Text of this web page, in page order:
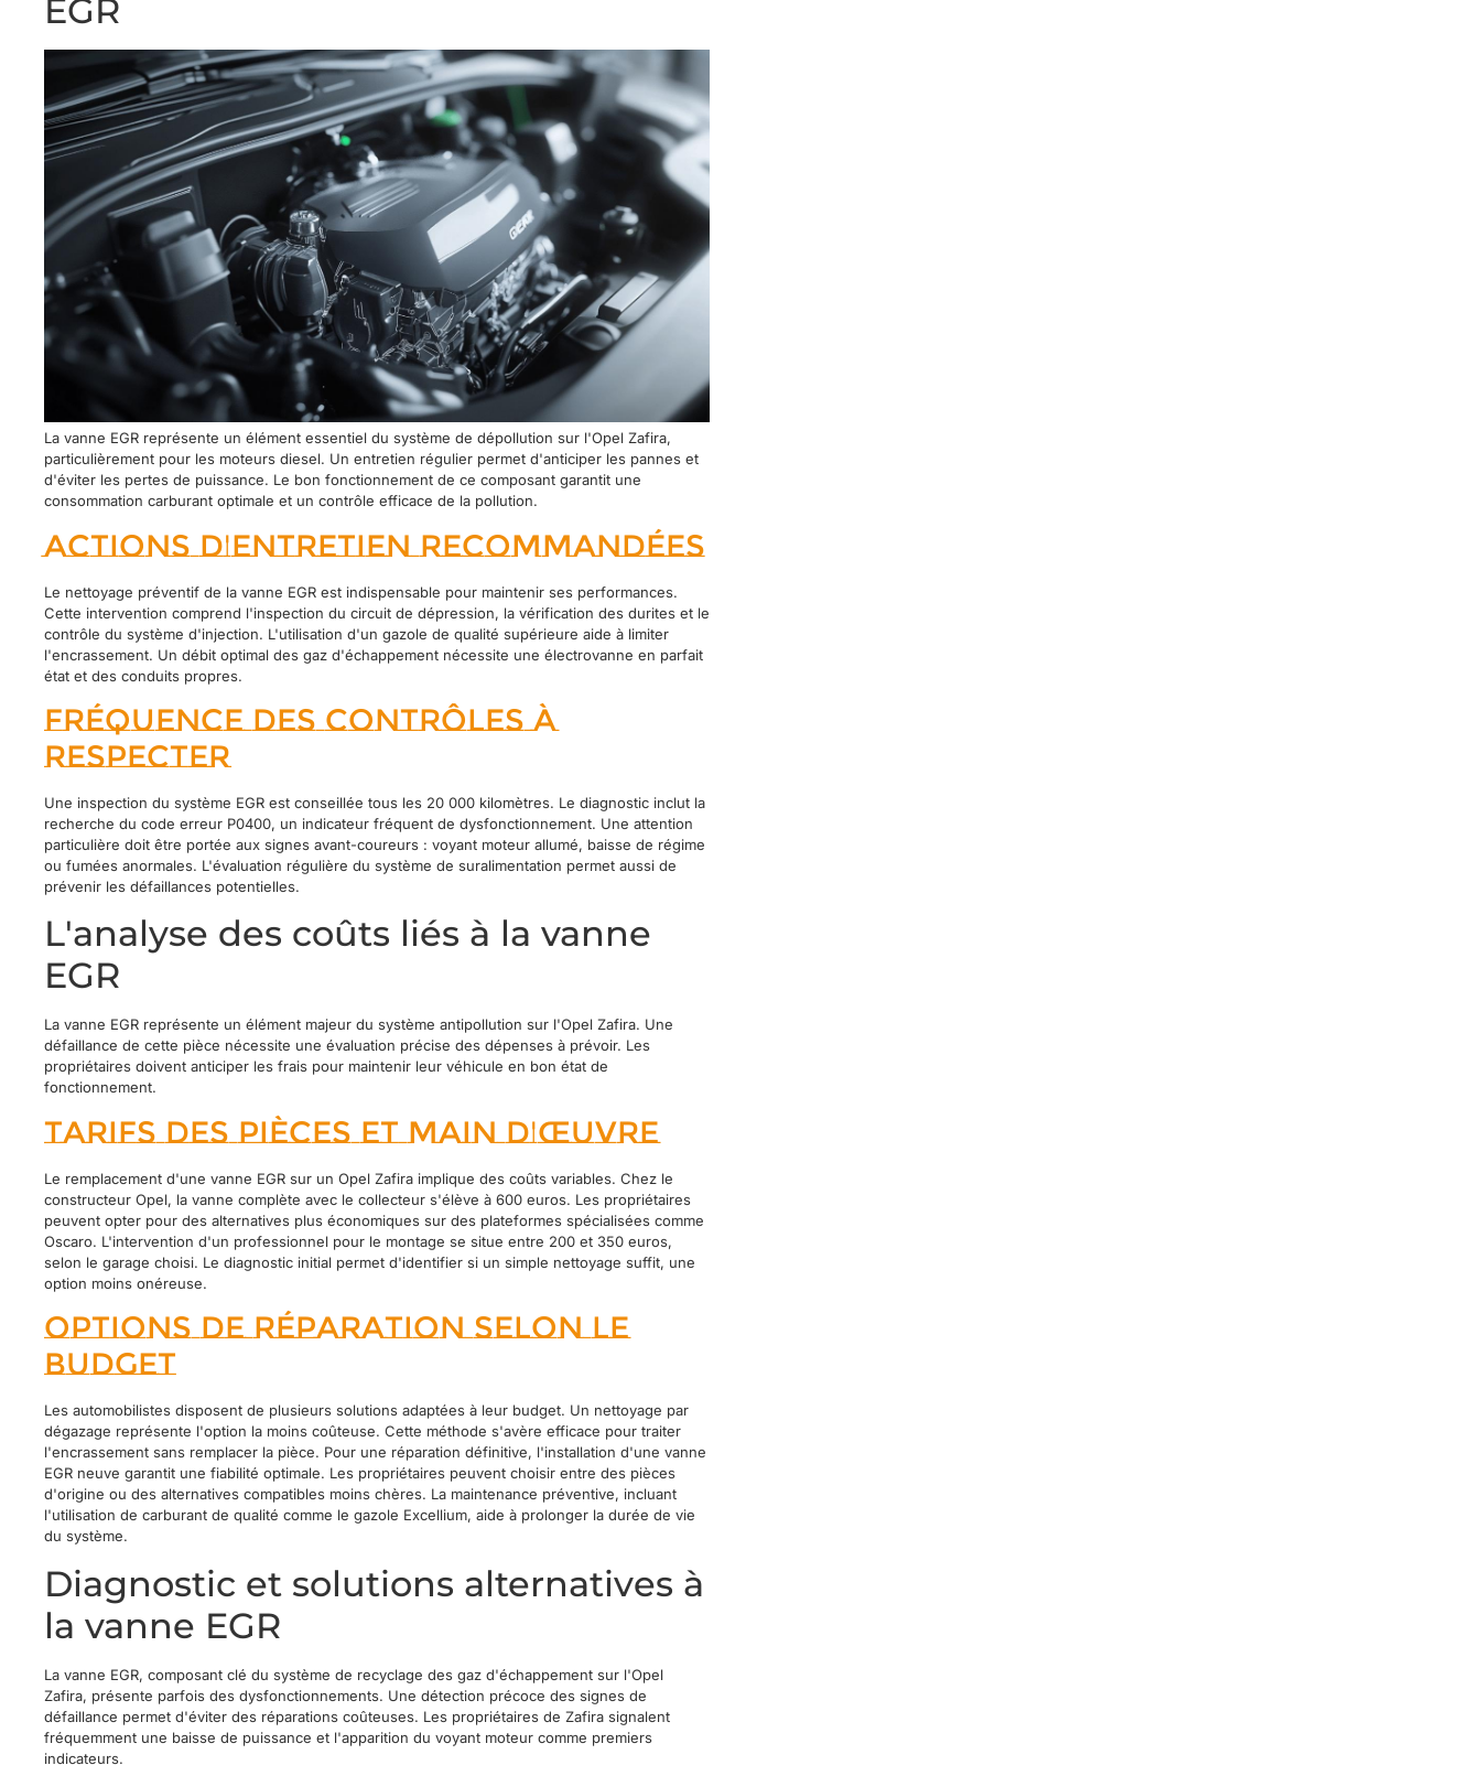
EGR
La vanne EGR représente un élément essentiel du système de dépollution sur l'Opel Zafira,
particulièrement pour les moteurs diesel. Un entretien régulier permet d'anticiper les pannes et
d'éviter les pertes de puissance. Le bon fonctionnement de ce composant garantit une
consommation carburant optimale et un contrôle efficace de la pollution.
Actions d'entretien recommandées
Le nettoyage préventif de la vanne EGR est indispensable pour maintenir ses performances.
Cette intervention comprend l'inspection du circuit de dépression, la vérification des durites et le
contrôle du système d'injection. L'utilisation d'un gazole de qualité supérieure aide à limiter
l'encrassement. Un débit optimal des gaz d'échappement nécessite une électrovanne en parfait
état et des conduits propres.
Fréquence des contrôles à
respecter
Une inspection du système EGR est conseillée tous les 20 000 kilomètres. Le diagnostic inclut la
recherche du code erreur P0400, un indicateur fréquent de dysfonctionnement. Une attention
particulière doit être portée aux signes avant-coureurs : voyant moteur allumé, baisse de régime
ou fumées anormales. L'évaluation régulière du système de suralimentation permet aussi de
prévenir les défaillances potentielles.
L'analyse des coûts liés à la vanne
EGR
La vanne EGR représente un élément majeur du système antipollution sur l'Opel Zafira. Une
défaillance de cette pièce nécessite une évaluation précise des dépenses à prévoir. Les
propriétaires doivent anticiper les frais pour maintenir leur véhicule en bon état de
fonctionnement.
Tarifs des pièces et main d'œuvre
Le remplacement d'une vanne EGR sur un Opel Zafira implique des coûts variables. Chez le
constructeur Opel, la vanne complète avec le collecteur s'élève à 600 euros. Les propriétaires
peuvent opter pour des alternatives plus économiques sur des plateformes spécialisées comme
Oscaro. L'intervention d'un professionnel pour le montage se situe entre 200 et 350 euros,
selon le garage choisi. Le diagnostic initial permet d'identifier si un simple nettoyage suffit, une
option moins onéreuse.
Options de réparation selon le
budget
Les automobilistes disposent de plusieurs solutions adaptées à leur budget. Un nettoyage par
dégazage représente l'option la moins coûteuse. Cette méthode s'avère efficace pour traiter
l'encrassement sans remplacer la pièce. Pour une réparation définitive, l'installation d'une vanne
EGR neuve garantit une fiabilité optimale. Les propriétaires peuvent choisir entre des pièces
d'origine ou des alternatives compatibles moins chères. La maintenance préventive, incluant
l'utilisation de carburant de qualité comme le gazole Excellium, aide à prolonger la durée de vie
du système.
Diagnostic et solutions alternatives à
la vanne EGR
La vanne EGR, composant clé du système de recyclage des gaz d'échappement sur l'Opel
Zafira, présente parfois des dysfonctionnements. Une détection précoce des signes de
défaillance permet d'éviter des réparations coûteuses. Les propriétaires de Zafira signalent
fréquemment une baisse de puissance et l'apparition du voyant moteur comme premiers
indicateurs.